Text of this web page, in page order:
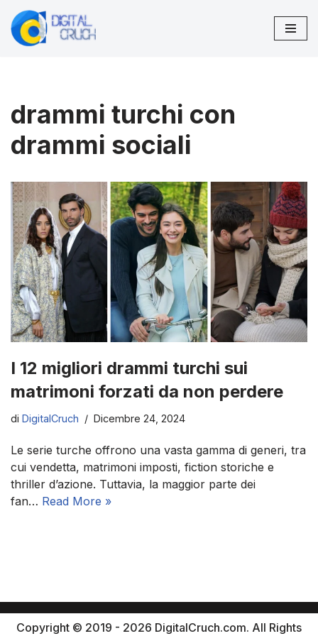
Vai
drammi turchi con
drammi sociali
I 12 migliori drammi turchi sui
matrimoni forzati da non perdere
di DigitalCruch Dicembre 24, 2024
Le serie turche offrono una vasta gamma di generi, tra
cui vendetta, matrimoni imposti, fiction storiche e
thriller d’azione. Tuttavia, la maggior parte dei
fan… Read More »
Copyright © 2019 - 2026 DigitalCruch.com. All Rights